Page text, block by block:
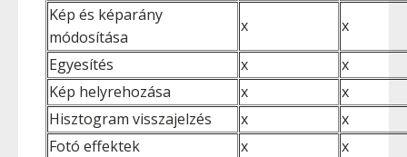
Kép és képarány
módosítása
x
x
Egyesítés
x
x
Kép helyrehozása
x
x
Hisztogram visszajelzés
x
x
Fotó effektek
x
x